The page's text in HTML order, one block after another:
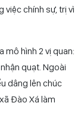
chính sự, trị vì
hình 2 vị quan:
quạt. Ngoài
dâng lên chúc
Đào Xá làm